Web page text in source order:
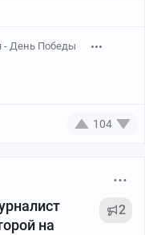
- День Победы
104
на
2